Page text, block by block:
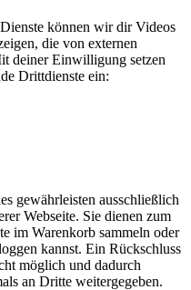
können wir dir Videos
die von externen
deiner Einwilligung setzen
Drittdienste ein:
gewährleisten ausschließlich
Webseite. Sie dienen zum
im Warenkorb sammeln oder
kannst. Ein Rückschluss
möglich und dadurch
an Dritte weitergegeben.